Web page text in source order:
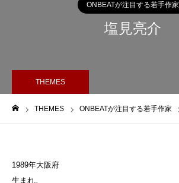
ONBEATが注目する若手作家
塩見亮介
THEMES
THEMES ONBEATが注目する若手作家
1989年大阪府
生まれ。